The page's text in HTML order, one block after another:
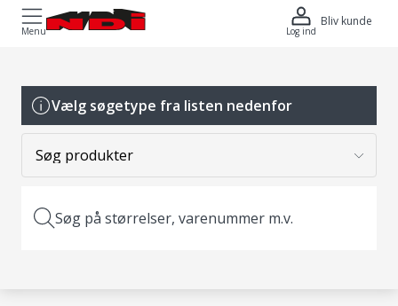
Menu Log ind
Bliv kunde
Vælg søgetype fra listen nedenfor
Søg på størrelser, varenummer m.v.